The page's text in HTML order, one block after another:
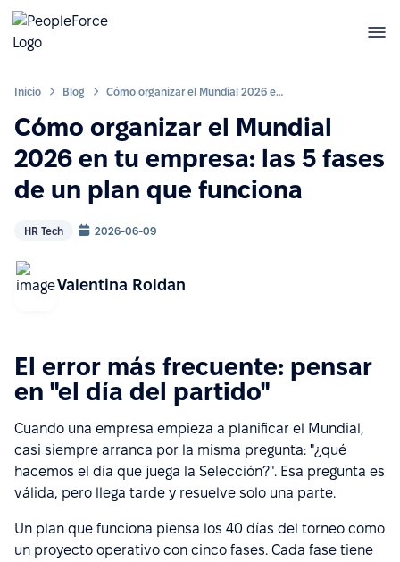
Inicio Blog Cómo organizar el Mundial 2026 en tu empresa: las 5 fases de un plan que funciona
Cómo organizar el Mundial
2026 en tu empresa: las 5 fases
de un plan que funciona
HR Tech 2026-06-09
Valentina Roldan
El error más frecuente: pensar
en "el día del partido"
Cuando una empresa empieza a planificar el Mundial,
casi siempre arranca por la misma pregunta: "¿qué
hacemos el día que juega la Selección?". Esa pregunta es
válida, pero llega tarde y resuelve solo una parte.
Un plan que funciona piensa los 40 días del torneo como
un proyecto operativo con cinco fases. Cada fase tiene